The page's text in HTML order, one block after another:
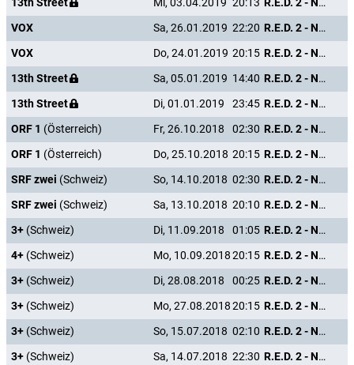
13th Street
Mi, 03.04.2019 20:13
R.E.D. 2 - Noch Älter. Härter. Besser.
VOX
Sa, 26.01.2019 22:20
R.E.D. 2 - Noch Älter. Härter. Besser.
VOX
Do, 24.01.2019 20:15
R.E.D. 2 - Noch Älter. Härter. Besser.
13th Street
Sa, 05.01.2019 14:40
R.E.D. 2 - Noch Älter. Härter. Besser.
13th Street
Di, 01.01.2019 23:45
R.E.D. 2 - Noch Älter. Härter. Besser.
ORF 1 (Österreich) Fr, 26.10.2018 02:30
R.E.D. 2 - Noch Älter. Härter. Besser.
ORF 1 (Österreich) Do, 25.10.2018 20:15
R.E.D. 2 - Noch Älter. Härter. Besser.
SRF zwei (Schweiz) So, 14.10.2018 02:30
R.E.D. 2 - Noch Älter. Härter. Besser.
SRF zwei (Schweiz) Sa, 13.10.2018 20:10
R.E.D. 2 - Noch Älter. Härter. Besser.
3+ (Schweiz) Di, 11.09.2018 01:05
R.E.D. 2 - Noch Älter. Härter. Besser.
4+ (Schweiz) Mo, 10.09.201820:15
R.E.D. 2 - Noch Älter. Härter. Besser.
3+ (Schweiz) Di, 28.08.2018 00:25
R.E.D. 2 - Noch Älter. Härter. Besser.
3+ (Schweiz) Mo, 27.08.201820:15
R.E.D. 2 - Noch Älter. Härter. Besser.
3+ (Schweiz) So, 15.07.2018 02:10
R.E.D. 2 - Noch Älter. Härter. Besser.
3+ (Schweiz) Sa, 14.07.2018 22:30 R.E.D. 2 - Noch Älter. Härter. Besser.